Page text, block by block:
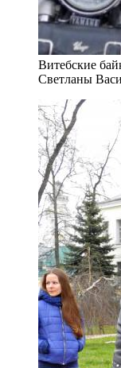
Витебские
Светланы